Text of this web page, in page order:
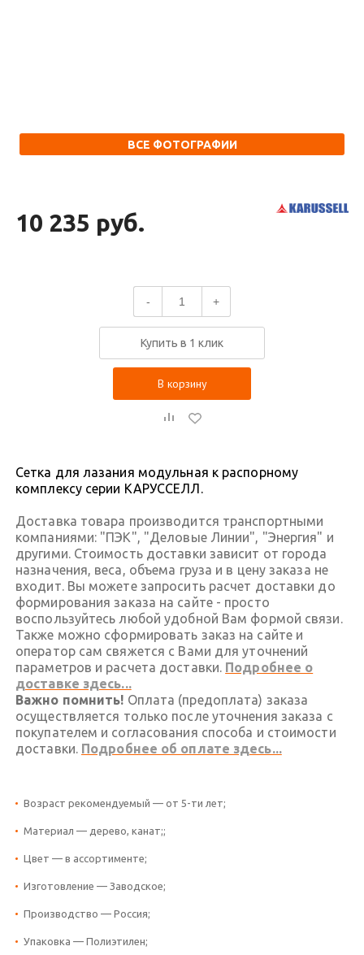
ВСЕ ФОТОГРАФИИ
10 235 руб.
- +
Купить в 1 клик
В корзину
Сетка для лазания модульная к распорному
комплексу серии КАРУССЕЛЛ.
Доставка товара производится транспортными
компаниями: "ПЭК", "Деловые Линии", "Энергия" и
другими. Стоимость доставки зависит от города
назначения, веса, объема груза и в цену заказа не
входит. Вы можете запросить расчет доставки до
формирования заказа на сайте - просто
воспользуйтесь любой удобной Вам формой связи.
Также можно сформировать заказ на сайте и
оператор сам свяжется с Вами для уточнений
параметров и расчета доставки. Подробнее о
доставке здесь...
Важно помнить! Оплата (предоплата) заказа
осуществляется только после уточнения заказа с
покупателем и согласования способа и стоимости
доставки. Подробнее об оплате здесь...
Возраст рекомендуемый — от 5-ти лет;
Материал — дерево, канат;;
Цвет — в ассортименте;
Изготовление — Заводское;
Производство — Россия;
Упаковка — Полиэтилен;